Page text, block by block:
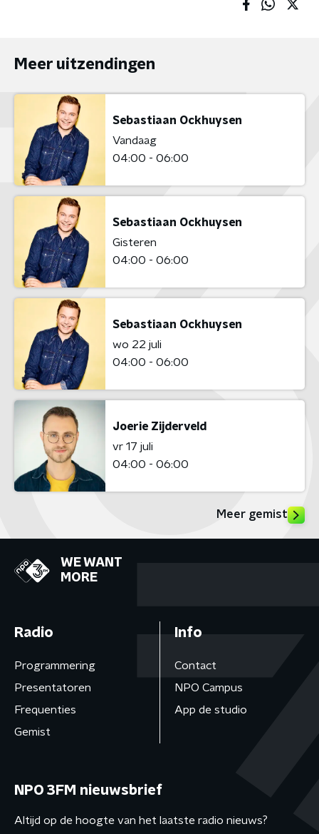
Meer uitzendingen
Sebastiaan Ockhuysen
Vandaag
04:00 - 06:00
Sebastiaan Ockhuysen
Gisteren
04:00 - 06:00
Sebastiaan Ockhuysen
wo 22 juli
04:00 - 06:00
Joerie Zijderveld
vr 17 juli
04:00 - 06:00
Meer gemist
WE WANT
MORE
Radio
Programmering
Presentatoren
Frequenties
Gemist
Info
Contact
NPO Campus
App de studio
NPO 3FM nieuwsbrief
Altijd op de hoogte van het laatste radio nieuws?